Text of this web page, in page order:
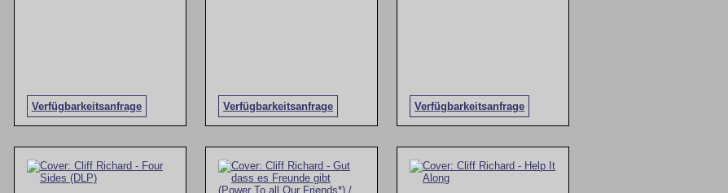
Verfügbarkeitsanfrage Verfügbarkeitsanfrage Verfügbarkeitsanfrage